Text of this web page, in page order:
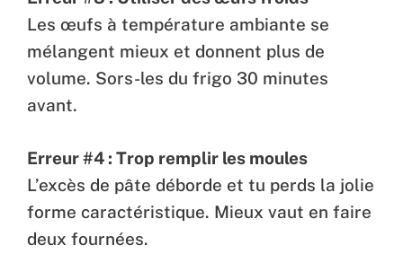
Les œufs à température ambiante se
mélangent mieux et donnent plus de
volume. Sors-les du frigo 30 minutes
avant.
Erreur #4 : Trop remplir les moules
L’excès de pâte déborde et tu perds la jolie
forme caractéristique. Mieux vaut en faire
deux fournées.